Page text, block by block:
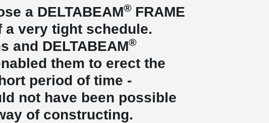
a DELTABEAM® FRAME
very tight schedule.
and DELTABEAM®
them to erect the
period of time -
not have been possible
of constructing.